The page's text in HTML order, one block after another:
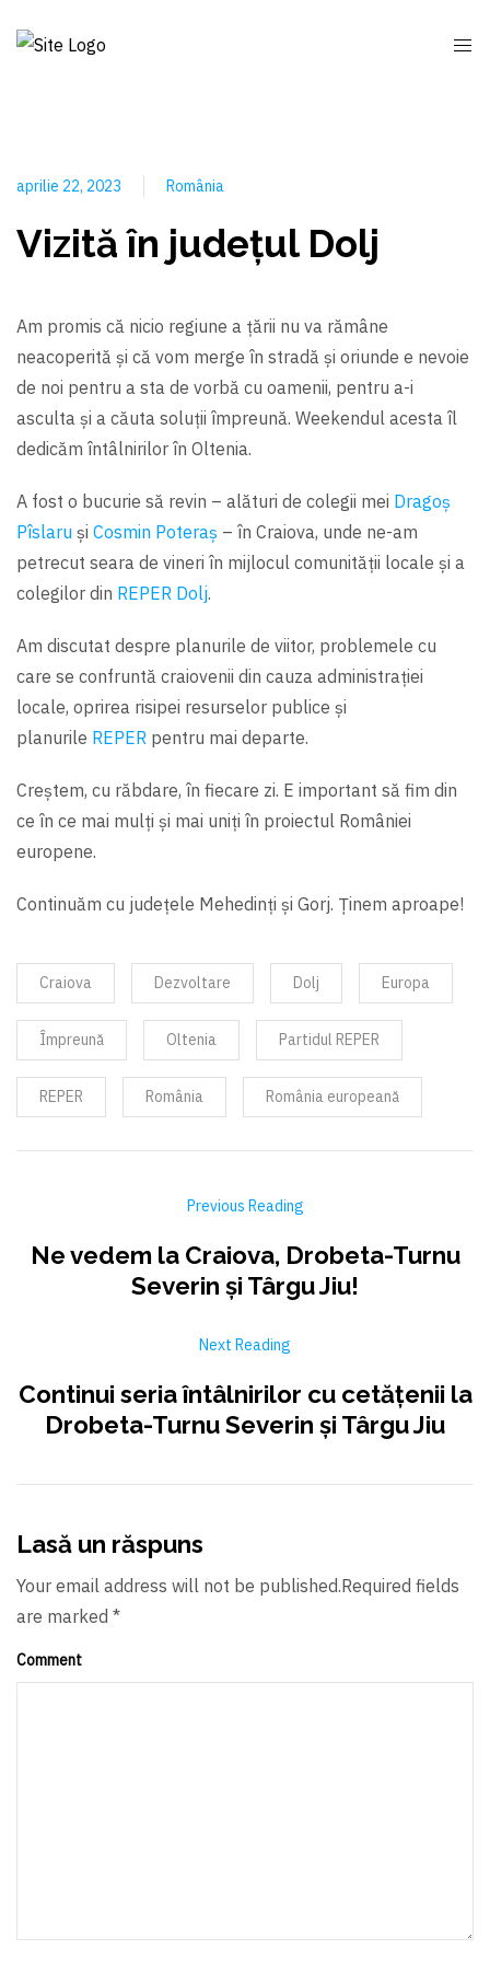
aprilie 22, 2023 România
Vizită în județul Dolj
Am promis că nicio regiune a țării nu va rămâne
neacoperită și că vom merge în stradă și oriunde e nevoie
de noi pentru a sta de vorbă cu oamenii, pentru a-i
asculta și a căuta soluții împreună. Weekendul acesta îl
dedicăm întâlnirilor în Oltenia.
A fost o bucurie să revin – alături de colegii mei Dragoș
Pîslaru și Cosmin Poteraș – în Craiova, unde ne-am
petrecut seara de vineri în mijlocul comunității locale și a
colegilor din REPER Dolj.
Am discutat despre planurile de viitor, problemele cu
care se confruntă craiovenii din cauza administrației
locale, oprirea risipei resurselor publice și
planurile REPER pentru mai departe.
Creștem, cu răbdare, în fiecare zi. E important să fim din
ce în ce mai mulți şi mai uniți în proiectul României
europene.
Continuăm cu județele Mehedinți și Gorj. Ținem aproape!
Craiova Dezvoltare Dolj Europa
Împreună Oltenia Partidul REPER
REPER România România europeană
Previous Reading
Ne vedem la Craiova, Drobeta-Turnu
Severin și Târgu Jiu!
Next Reading
Continui seria întâlnirilor cu cetățenii la
Drobeta-Turnu Severin și Târgu Jiu
Lasă un răspuns
Your email address will not be published.Required fields
are marked *
Comment